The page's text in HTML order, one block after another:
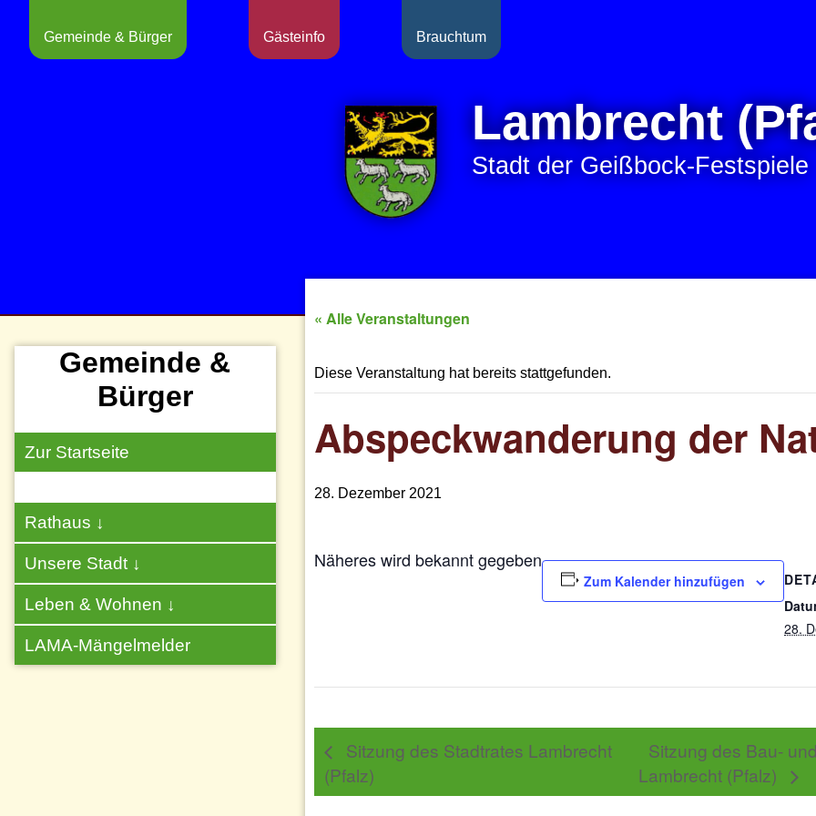
Gemeinde & Bürger Gästeinfo Brauchtum
Lambrecht
Stadt der Geißbock-Festspiele
Gemeinde &
Bürger
Zur Startseite
Rathaus ↓
Unsere Stadt ↓
Leben & Wohnen ↓
LAMA-Mängelmelder
« Alle Veranstaltungen
Diese Veranstaltung hat bereits stattgefunden.
Abspeckwanderung der
28. Dezember 2021
Näheres wird bekannt gegeben
Zum Kalender hinzufügen
28.
Sitzung des Stadtrates Lambrecht
(Pfalz)
Sitzung des Bau-
Lambrecht (Pfalz)